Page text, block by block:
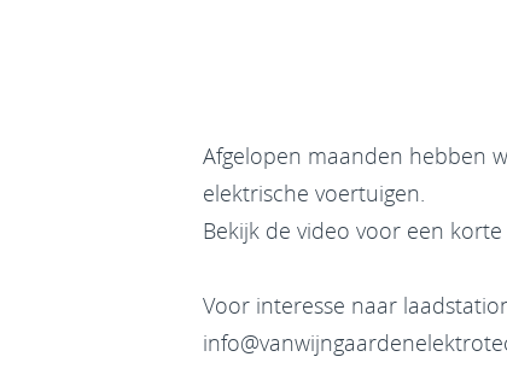
Afgelopen maanden hebben
elektrische voertuigen.
Bekijk de video voor een korte
Voor interesse naar